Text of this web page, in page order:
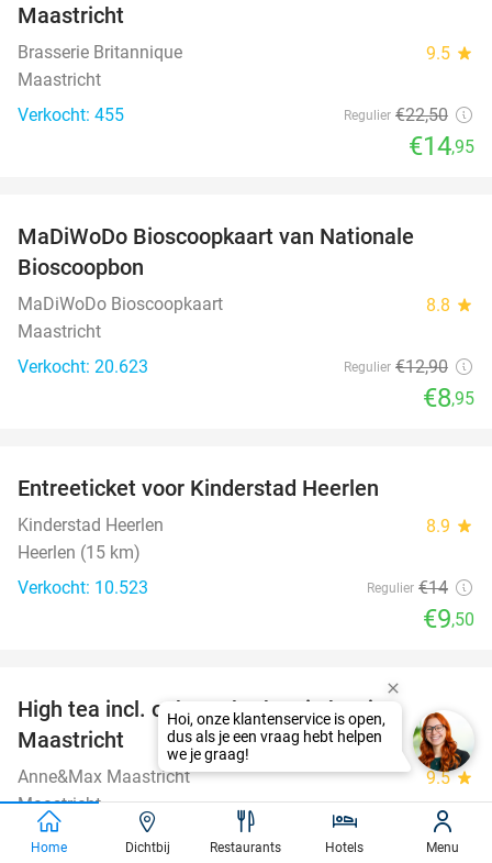
Maastricht
Brasserie Britannique 9.5 star
Maastricht
Verkocht: 455
Regulier €22,50
€14,95
MaDiWoDo Bioscoopkaart van Nationale
Bioscoopbon
MaDiWoDo Bioscoopkaart 8.8 star
Maastricht
Verkocht: 20.623
Regulier €12,90
€8,95
Entreeticket voor Kinderstad Heerlen
Kinderstad Heerlen 8.9 star
Heerlen (15 km)
Verkocht: 10.523
Regulier €14
€9,50
29%
High tea incl. onbeperkt thee in hartje
Maastricht
Anne&Max Maastricht 9.5star
Maastricht
Verkocht: 627
Regulier ,50
Home Dichtbij Restaurants Hotels Menu